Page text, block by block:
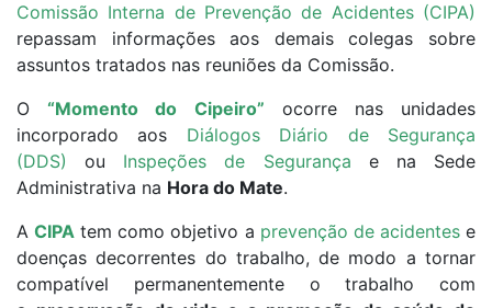
Comissão Interna de Prevenção de Acidentes (CIPA)
repassam informações aos demais colegas sobre
assuntos tratados nas reuniões da Comissão.
O“Momento do Cipeiro” ocorre nas unidades
incorporado aos Diálogos Diário de Segurança
(DDS) ou Inspeções de Segurança e na Sede
Administrativa na Hora do Mate.
ACIPA tem como objetivo a prevenção de acidentese
doenças decorrentes do trabalho, de modo a tornar
compatível permanentemente o trabalho com